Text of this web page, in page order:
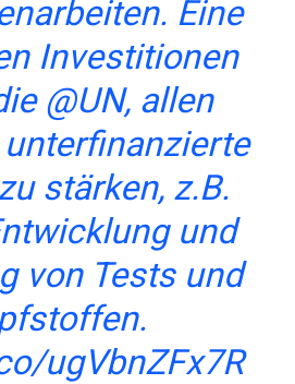
Eine
Investitionen
@UN, allen
stärken, z.B.
und
von Tests und
ugVbnZFx7R